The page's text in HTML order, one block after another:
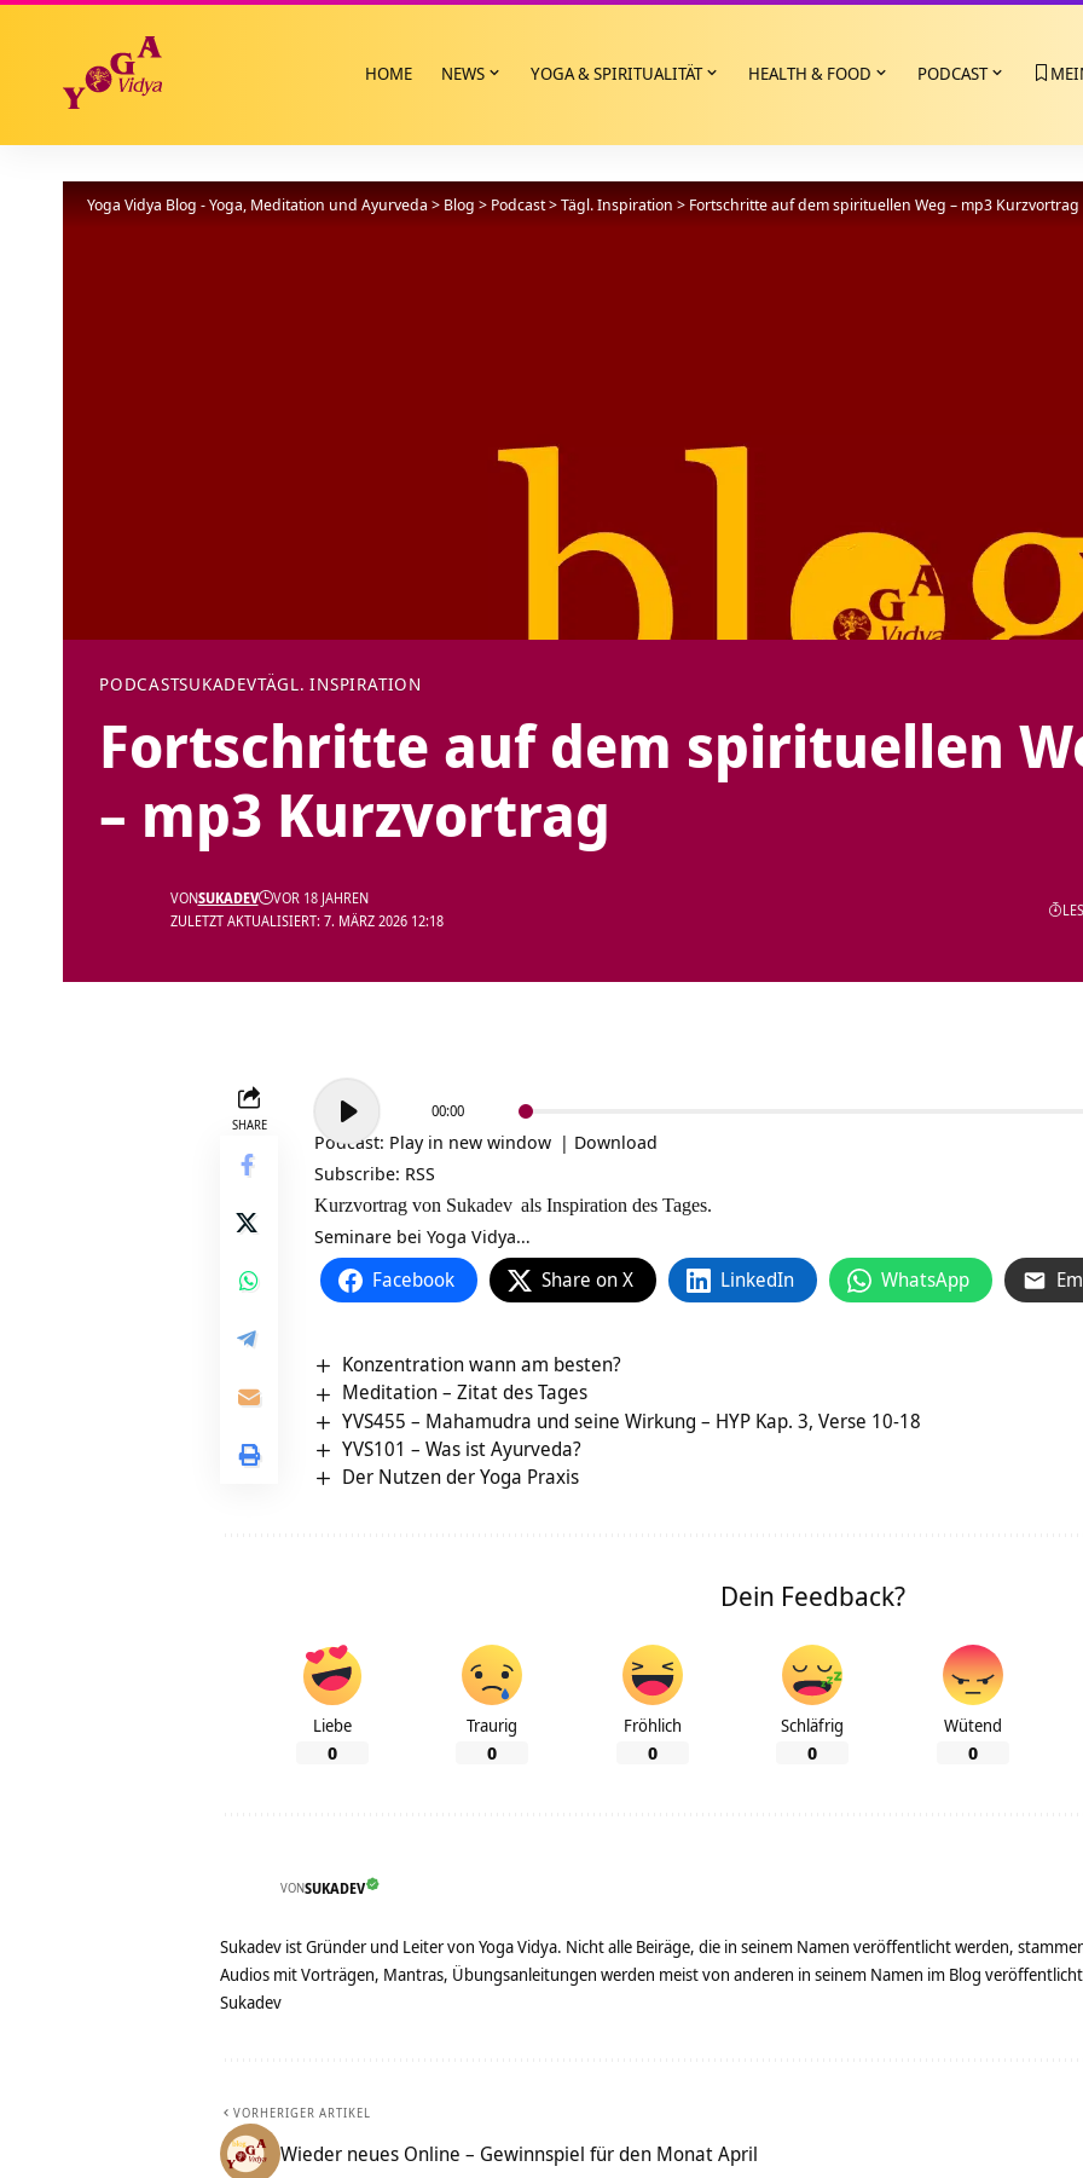
HOME NEWS YOGA & SPIRITUALITÄT HEALTH & FOOD PODCAST
Yoga Vidya Blog - Yoga, Meditation und Ayurveda > Blog > Podcast>Tägl. Inspiration > Fortschritte auf dem spirituellen Weg – mp3 Kurzvortrag
PODCASTSUKADEVTÄGL. INSPIRATION
Fortschritte auf dem spirituellen
– mp3 Kurzvortrag
ZULETZT AKTUALISIERT: 7. MÄRZ 2026 12:18
VONSUKADEV VOR 18 JAHREN
SHARE
Audio-
Player
00:00
Podcast: Play in new window | Download
Subscribe: RSS
Kurzvortrag von Sukadev als Inspiration des Tages.
Seminare bei Yoga Vidya…
Facebook Share on X LinkedIn WhatsApp
Konzentration wann am besten?
Meditation – Zitat des Tages
YVS455 – Mahamudra und seine Wirkung – HYP Kap. 3, Verse 10-18
YVS101 – Was ist Ayurveda?
Der Nutzen der Yoga Praxis
Dein Feedback?
Liebe
0
Traurig
0
Fröhlich
0
Schläfrig
0
Wütend
0
VONSUKADEV
Sukadev ist Gründer und Leiter von Yoga Vidya. Nicht alle Beiräge, die in seinem Namen veröffentlicht werden,
Audios mit Vorträgen, Mantras, Übungsanleitungen werden meist von anderen in seinem Namen im Blog
Sukadev
VORHERIGER ARTIKEL
Wieder neues Online – Gewinnspiel für den Monat April